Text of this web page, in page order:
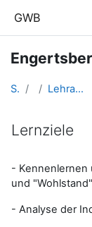
GWB
Startseite Kurse Lehramtsausbildung GW im Cluster Österreich Mitte
Lernziele
- Kennenlernen
und "Wohlstand"
- Analyse der